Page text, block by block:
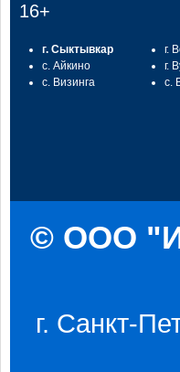
16+
г. Сыктывкар
с. Айкино
с. Визинга
г.
г.
с.
© ООО
г. Санкт-